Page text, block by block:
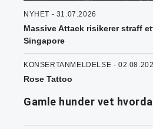
NYHET - 31.07.2026
Massive Attack risikerer straff
Singapore
KONSERTANMELDELSE -
Rose Tattoo
Gamle hunder vet